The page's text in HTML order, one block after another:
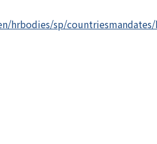
hrbodies/sp/